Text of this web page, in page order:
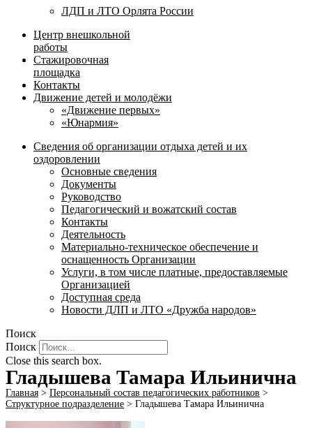
ЛДП и ЛТО Орлята России
Центр внешкольной
работы
Стажировочная
площадка
Контакты
Движение детей и молодёжи
«Движение первых»
«Юнармия»
Сведения об организации отдыха детей и их
оздоровлении
Основные сведения
Документы
Руководство
Педагогический и вожатский состав
Контакты
Деятельность
Материально-техническое обеспечение и
оснащенность Организации
Услуги, в том числе платные, предоставляемые
Организацией
Доступная среда
Новости ДЛП и ЛТО «Дружба народов»
Поиск
Поиск
Close this search box.
Гладышева Тамара Ильинична
Главная > Персональный состав педагогических работников >
Структурное подразделение > Гладышева Тамара Ильинична